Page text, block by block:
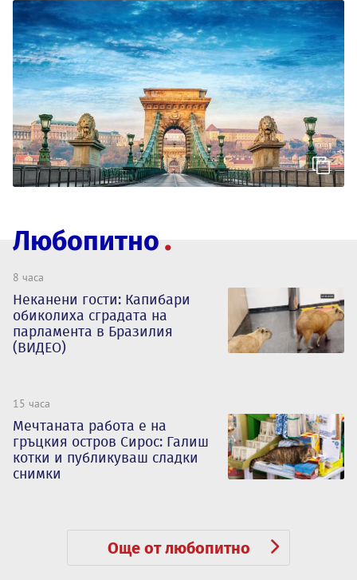
Любопитно
8 часа
Неканени гости: Капибари
обиколиха сградата на
парламента в Бразилия
(ВИДЕО)
15 часа
Мечтаната работа е на
гръцкия остров Сирос: Галиш
котки и публикуваш сладки
снимки
Още от любопитно